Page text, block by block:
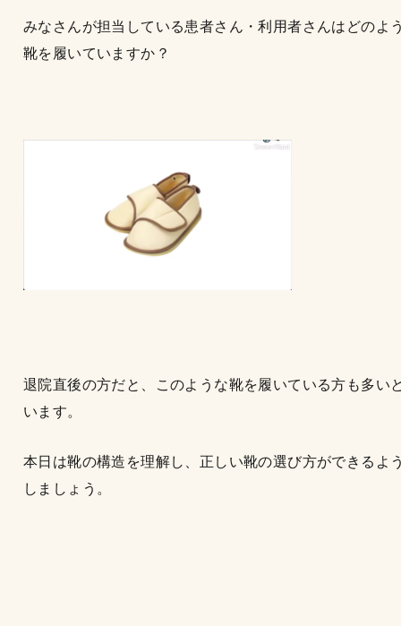
みなさんが担当している患者さん・利用者さんはどのよ
靴を履いていますか？
退院直後の方だと、このような靴を履いている方も多い
います。
本日は靴の構造を理解し、正しい靴の選び方ができるよ
しましょう。